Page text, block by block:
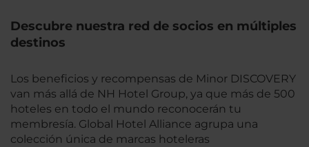
Descubre nuestra red de socios en múltiples
destinos
Los beneficios y recompensas de Minor DISCOVERY
van más allá de NH Hotel Group, ya que más de 500
hoteles en todo el mundo reconocerán tu
membresía. Global Hotel Alliance agrupa una
colección única de marcas hoteleras